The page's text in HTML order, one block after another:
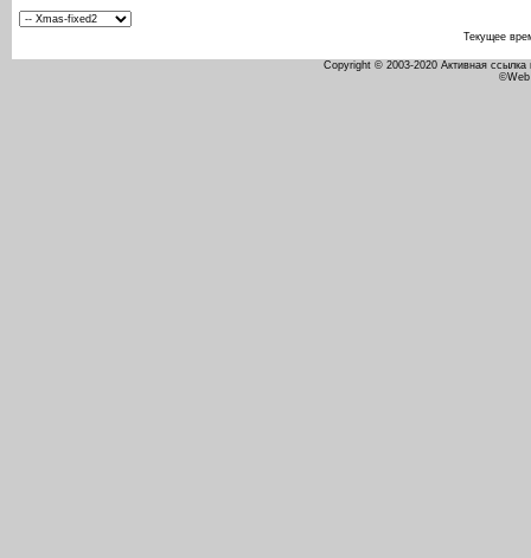
Текущее
Copyright © 2003-2020 Активная ссылка